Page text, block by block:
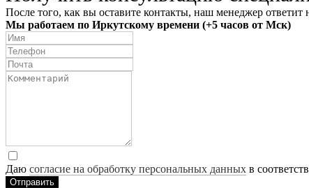
После того, как вы оставите контакты, наш менеджер
Мы работаем по Иркутскому времени (+5 часов от Мск)
Даю согласие на обработку персональных данных в
Отправить